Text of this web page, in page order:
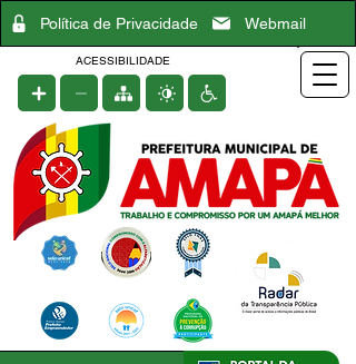
Política de Privacidade Webmail
ACESSIBILIDADE